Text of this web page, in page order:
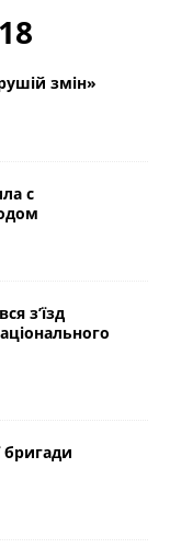
змін»
с
з’їзд
бригади